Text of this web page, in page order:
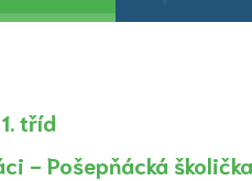
tříd
- Pošepňácká školička